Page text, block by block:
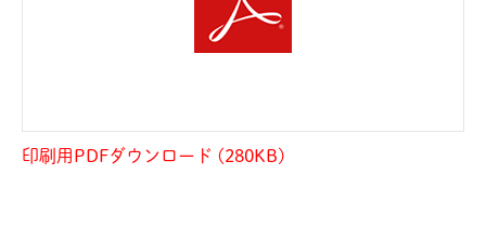
印刷用PDFダウンロード (280KB)